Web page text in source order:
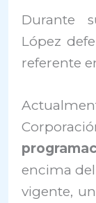
Durante
López
referente
encima
vigente,